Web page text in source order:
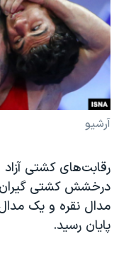
فرهنگ و زندگی
حقوق شهروندی
اقتصادی
علم و فناوری
آرشیو پخش زنده
مستندها
انتخابات ریاست جمهوری
حمله جمهوری اسلامی
رمز مهسا
مجموعه مستندهای
تریبونال مردمی آبان ۹۸
دنبال کنید
زبانهای مختلف
آرشیو
رقابت‌های کشتی
مدال نقره و یک مدال
پایان رسید.